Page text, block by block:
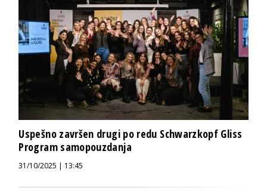
Uspešno završen drugi po redu Schwarzkopf Gliss
Program samopouzdanja
31/10/2025 | 13:45